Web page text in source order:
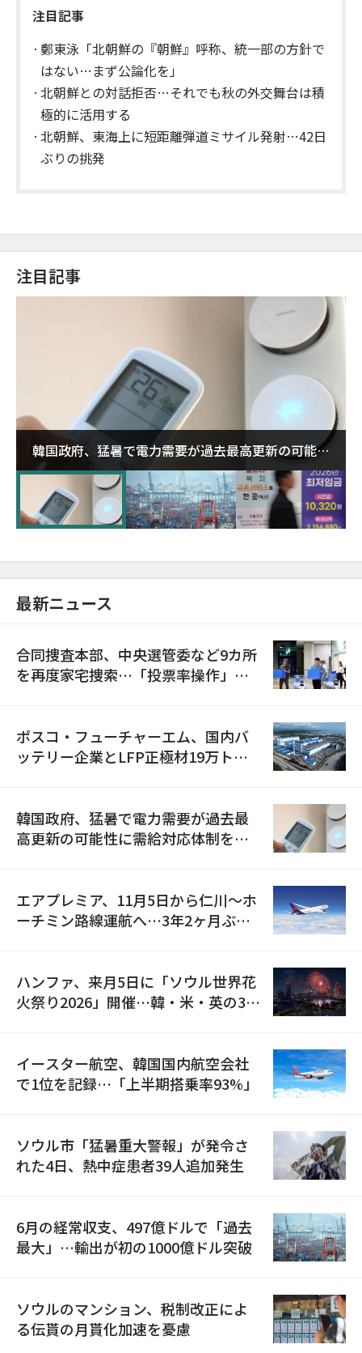
注目記事
鄭東泳「北朝鮮の『朝鮮』呼称、統一部の方針で
はない…まず公論化を」
北朝鮮との対話拒否…それでも秋の外交舞台は積
極的に活用する
北朝鮮、東海上に短距離弾道ミサイル発射…42日
ぶりの挑発
注目記事
韓国政府、猛暑で電力需要が過去最高更新の可能性
に需給対応体制を点検
最新ニュース
合同捜査本部、中央選管委など9カ所
を再度家宅捜索…「投票率操作」の
ポスコ・フューチャーエム、国内バ
ッテリー企業とLFP正極材19万トン
韓国政府、猛暑で電力需要が過去最
高更新の可能性に需給対応体制を点
エアプレミア、11月5日から仁川〜ホ
ーチミン路線運航へ…3年2ヶ月ぶり
ハンファ、来月5日に「ソウル世界花
火祭り2026」開催…韓・米・英の3カ
イースター航空、韓国国内航空会社
で1位を記録…「上半期搭乗率93%」
ソウル市「猛暑重大警報」が発令さ
れた4日、熱中症患者39人追加発生
6月の経常収支、497億ドルで「過去
最大」…輸出が初の1000億ドル突破
ソウルのマンション、税制改正によ
る伝貰の月貰化加速を憂慮